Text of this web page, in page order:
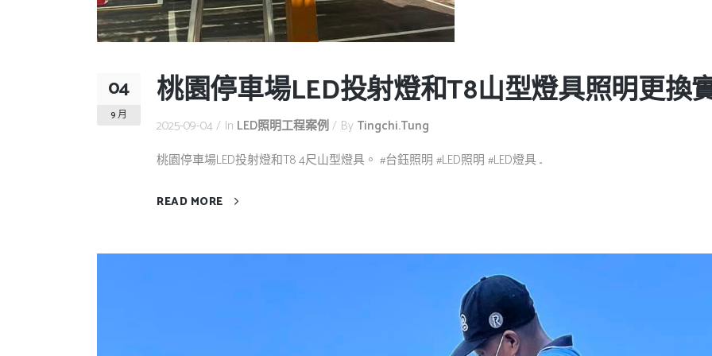
04
9 月
桃園停車場LED投射燈和T8山型燈具照明更換
2025-09-04 In LED照明工程案例 By Tingchi.tung
桃園停車場LED投射燈和T8 4尺山型燈具。 #台鈺照明 #LED照明 #LED燈具 ...
READ MORE